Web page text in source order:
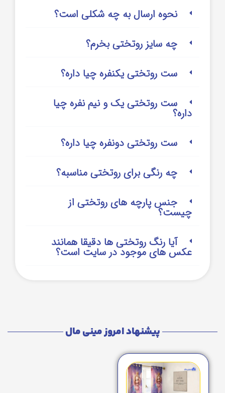
نحوه ارسال به چه شکلی است؟
چه سایز روتختی بخرم؟
ست روتختی یکنفره چیا داره؟
ست روتختی یک و نیم نفره چیا
داره؟
ست روتختی دونفره چیا داره؟
چه رنگی برای روتختی مناسبه؟
جنس پارچه های روتختی از
چیست؟
آیا رنگ روتختی ها دقیقا همانند
عکس های موجود در سایت است؟
پیشنهاد امروز مینی مال